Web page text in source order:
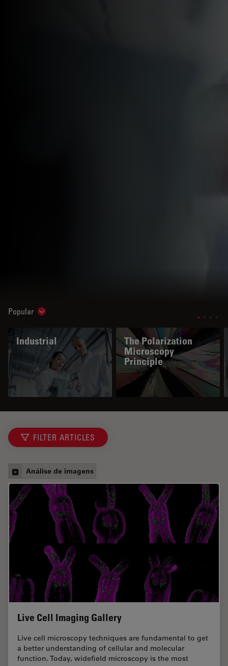
Popular Show subnavigation
Industrial
The Polarization
Microscopy
Principle
FILTER ARTICLES
Análise de imagens
Live Cell Imaging Gallery
Live cell microscopy techniques are fundamental to get
a better understanding of cellular and molecular
function. Today, widefield microscopy is the most